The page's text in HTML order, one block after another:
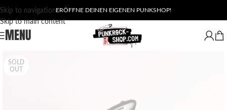
Skip to navigation
Skip to main content
ERÖFFNE DEINEN EIGENEN PUNKSHOP!
MENU
SOLD
OUT